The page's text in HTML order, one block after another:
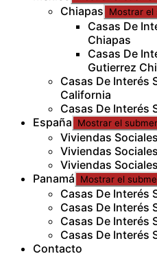
Chiapas Mostrar el
Casas De
Chiapas
Casas De
Gutierrez
Casas De Interés
California
Casas De Interés
España
Mostrar el
Viviendas
Viviendas
Viviendas
Panamá
Mostrar el
Casas De Interés
Casas De Interés
Casas De Interés
Casas De Interés
Contacto